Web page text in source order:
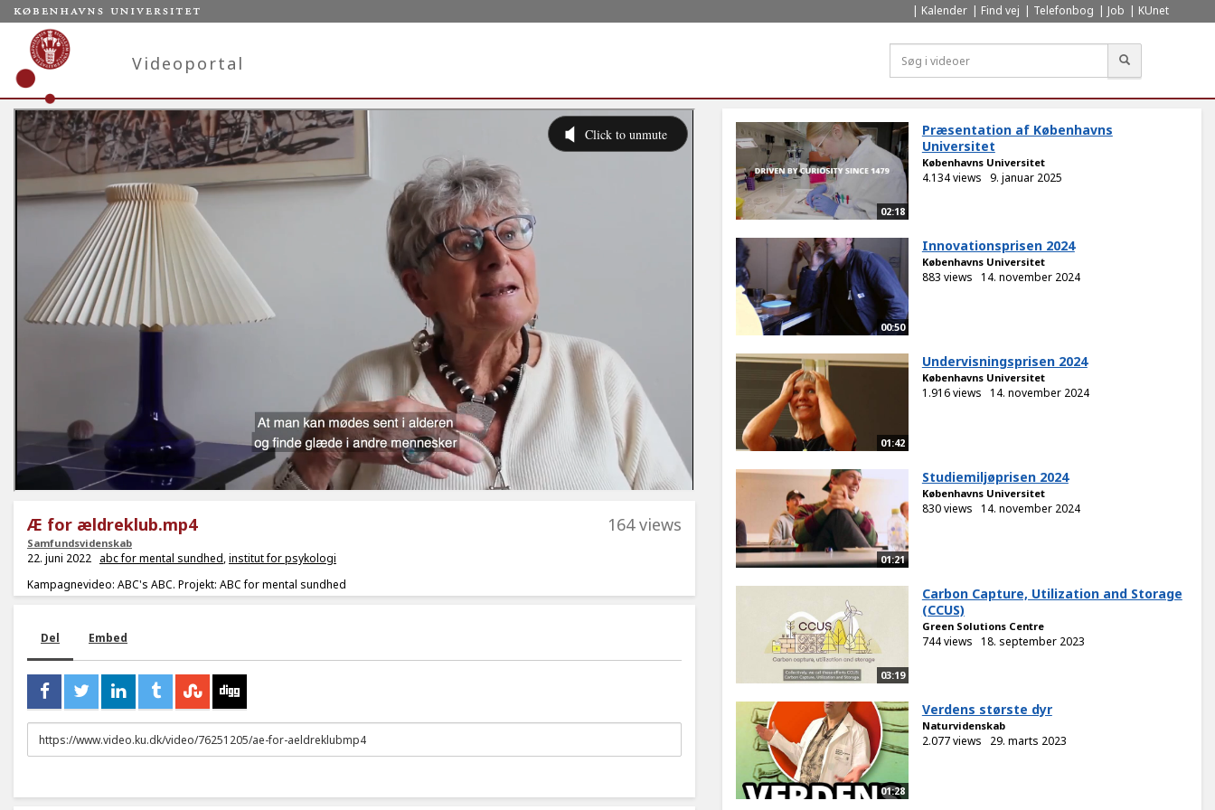
Kalender Find vej Telefonbog Job KUnet
Videoportal
Æ for ældreklub.mp4
Samfundsvidenskab
164 views
22. juni 2022 abc for mental sundhed,institut for psykologi
Kampagnevideo: ABC's ABC. Projekt: ABC for mental sundhed
Del Embed
URL
to
02:18
Præsentation af Københavns
Universitet
Københavns Universitet
4.134 views 9. januar 2025
00:50
Innovationsprisen 2024
Københavns Universitet
883 views 14. november 2024
01:42
Undervisningsprisen 2024
Københavns Universitet
1.916 views 14. november 2024
01:21
Studiemiljøprisen 2024
Københavns Universitet
830 views 14. november 2024
03:19
Carbon Capture, Utilization and Storage
(CCUS)
Green Solutions Centre
744 views 18. september 2023
01:28
Verdens største dyr
Naturvidenskab
2.077 views 29. marts 2023